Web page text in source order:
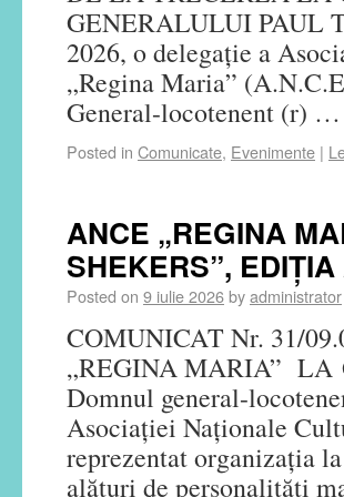
GENERALULUI PAUL
2026, o delegație a
„Regina Maria”
General-locotenent (r) …
Posted in Comunicate, Evenimente |
ANCE „REGINA
SHEKERS”,
Posted on 9 iulie 2026byadministrator
COMUNICAT Nr. 31/
„REGINA MARIA” LA
Domnul general-
Asociației Naționale
reprezentat organizația
alături de personalități